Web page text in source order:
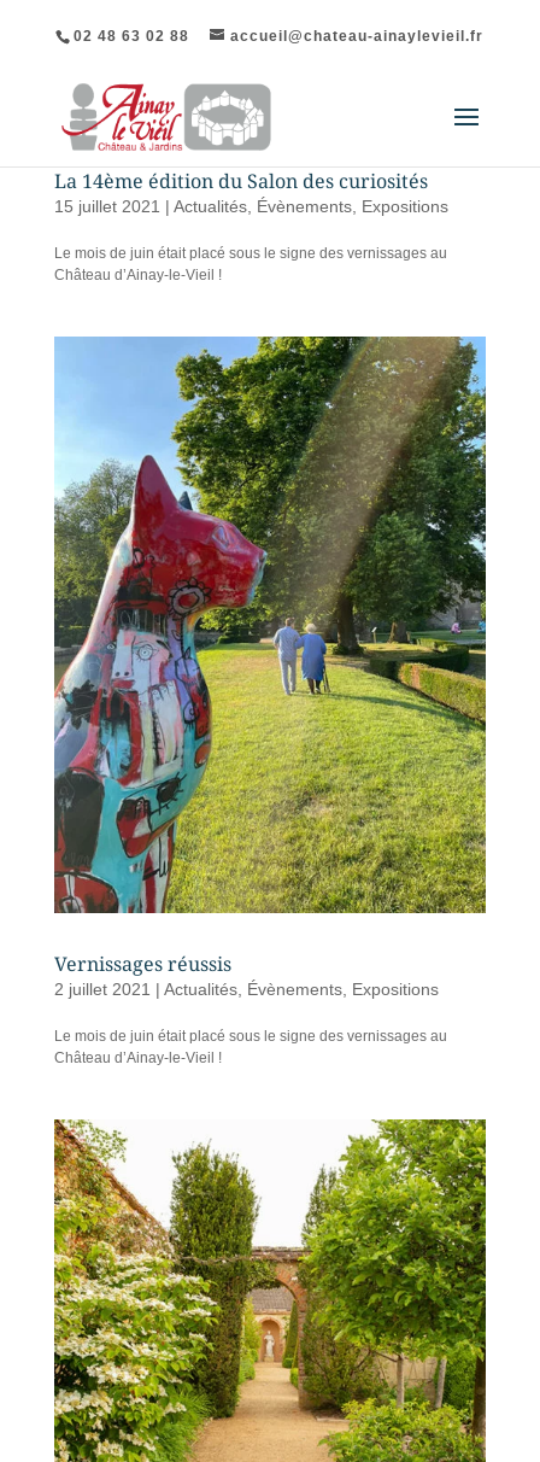
02 48 63 02 88 accueil@chateau-ainaylevieil.fr
La 14ème édition du Salon des curiosités
15 juillet 2021 | Actualités, Évènements, Expositions
Le mois de juin était placé sous le signe des vernissages au
Château d’Ainay-le-Vieil !
Vernissages réussis
2 juillet 2021 | Actualités, Évènements, Expositions
Le mois de juin était placé sous le signe des vernissages au
Château d’Ainay-le-Vieil !